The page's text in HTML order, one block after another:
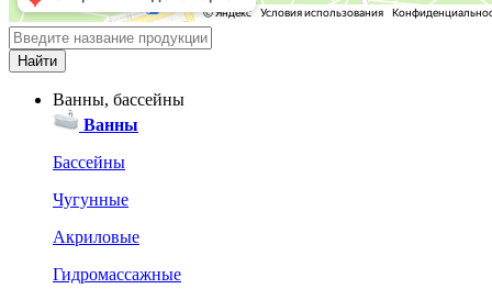
Ванны, бассейны
Ванны
Бассейны
Чугунные
Акриловые
Гидромассажные